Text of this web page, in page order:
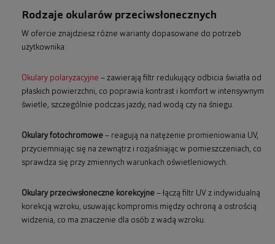
Rodzaje okularów przeciwsłonecznych
W ofercie znajdziesz różne warianty dopasowane do potrzeb
użytkownika:
Okulary polaryzacyjne – zawierają filtr redukujący odbicia światła od
płaskich powierzchni, co poprawia kontrast i komfort w intensywnym
świetle, szczególnie podczas jazdy, nad wodą czy na śniegu.
Okulary fotochromowe – reagują na natężenie promieniowania UV,
przyciemniając się na zewnątrz i rozjaśniając w pomieszczeniach, co
sprawdza się przy zmiennych warunkach oświetleniowych.
Okulary przeciwsłoneczne korekcyjne – łączą filtr UV z indywidualną
korekcją wzroku, usuwając kompromis między ochroną a ostrością
widzenia, co ma znaczenie dla osób z wadą wzroku.